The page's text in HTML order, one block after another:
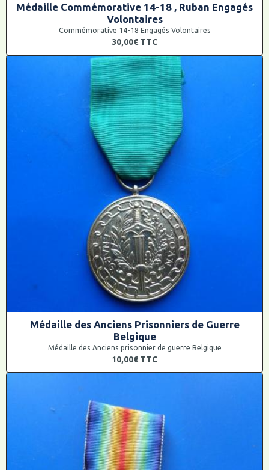
Médaille Commémorative 14-18 , Ruban Engagés
Volontaires
Commémorative 14-18 Engagés Volontaires
30,00€ TTC
Médaille des Anciens Prisonniers de Guerre
Belgique
Médaille des Anciens prisonnier de guerre Belgique
10,00€ TTC